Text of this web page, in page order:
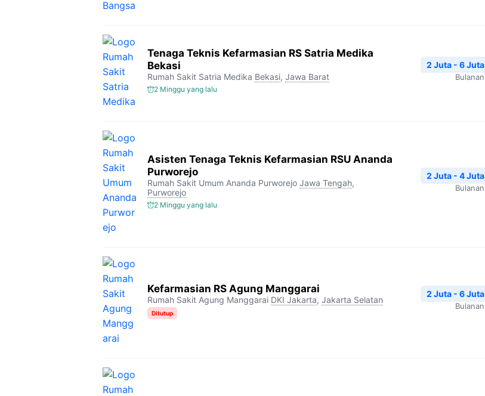
Tenaga Teknis Kefarmasian RS Satria Medika
Bekasi
Rumah Sakit Satria Medika Bekasi, Jawa Barat
2 Minggu yang lalu
2 Juta - 6 Juta
Bulanan
Asisten Tenaga Teknis Kefarmasian RSU Ananda
Purworejo
Rumah Sakit Umum Ananda Purworejo Jawa Tengah,
Purworejo
2 Minggu yang lalu
2 Juta - 4 Juta
Bulanan
Kefarmasian RS Agung Manggarai
Rumah Sakit Agung Manggarai DKI Jakarta, Jakarta Selatan
Ditutup
2 Juta - 6 Juta
Bulanan